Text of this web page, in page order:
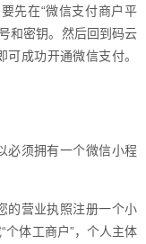
先在“微信支付商户平
和密钥。然后回到码云
成功开通微信支付。
必须拥有一个微信小程
的营业执照注册一个小
个体工商户”，个人主体